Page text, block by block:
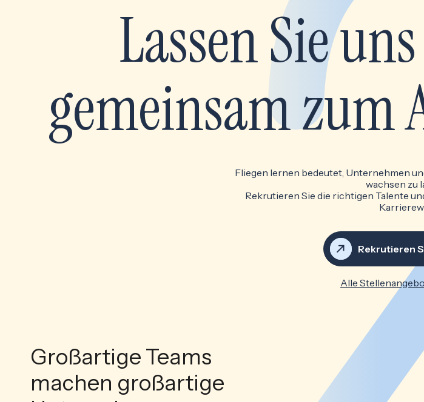
Lassen Sie
gemeinsam zum
Fliegen lernen bedeutet, Unternehmen
wachsen zu
Rekrutieren Sie die richtigen Talente
Rekrutieren
Alle
Großartige Teams
machen großartige